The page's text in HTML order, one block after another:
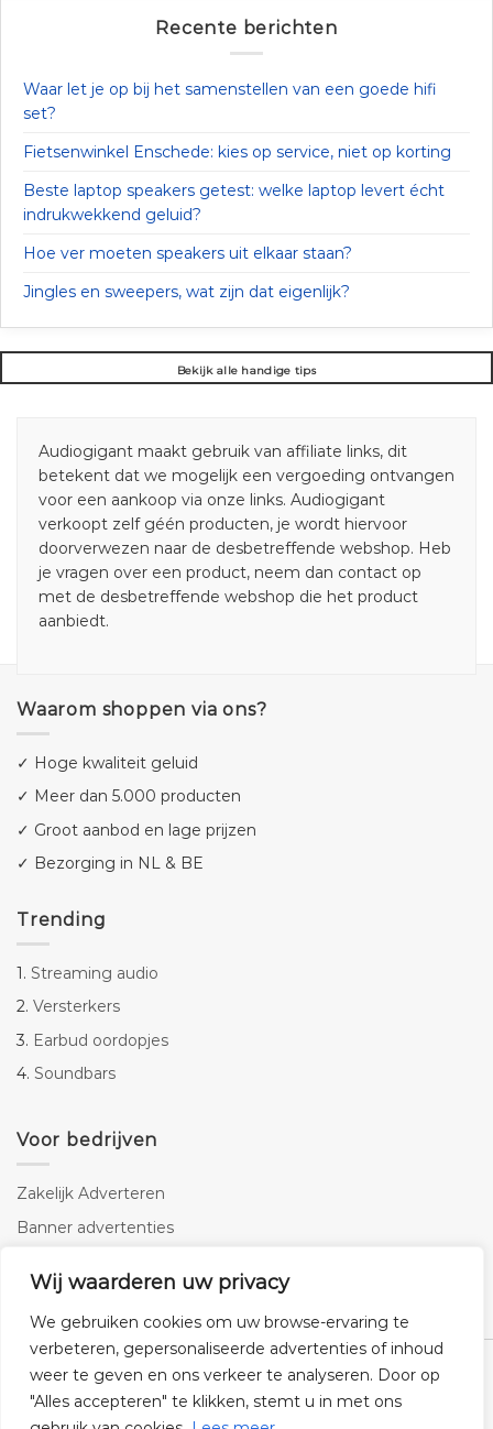
Wij waarderen uw privacy
We gebruiken cookies om uw browse-ervaring te
verbeteren, gepersonaliseerde advertenties of inhoud
weer te geven en ons verkeer te analyseren. Door op
"Alles accepteren" te klikken, stemt u in met ons
Recente berichten
Waar let je op bij het samenstellen van een goede hifi
set?
Fietsenwinkel Enschede: kies op service, niet op korting
Beste laptop speakers getest: welke laptop levert écht
indrukwekkend geluid?
Hoe ver moeten speakers uit elkaar staan?
Jingles en sweepers, wat zijn dat eigenlijk?
Bekijk alle handige tips
Audiogigant maakt gebruik van affiliate links, dit
betekent dat we mogelijk een vergoeding ontvangen
voor een aankoop via onze links. Audiogigant
verkoopt zelf géén producten, je wordt hiervoor
doorverwezen naar de desbetreffende webshop. Heb
je vragen over een product, neem dan contact op
met de desbetreffende webshop die het product
aanbiedt.
Waarom shoppen via ons?
✓ Hoge kwaliteit geluid
✓ Meer dan 5.000 producten
✓ Groot aanbod en lage prijzen
✓ Bezorging in NL & BE
Trending
1. Streaming audio
2. Versterkers
3. Earbud oordopjes
4. Soundbars
Voor bedrijven
Zakelijk Adverteren
Banner advertenties
SEO copywriting